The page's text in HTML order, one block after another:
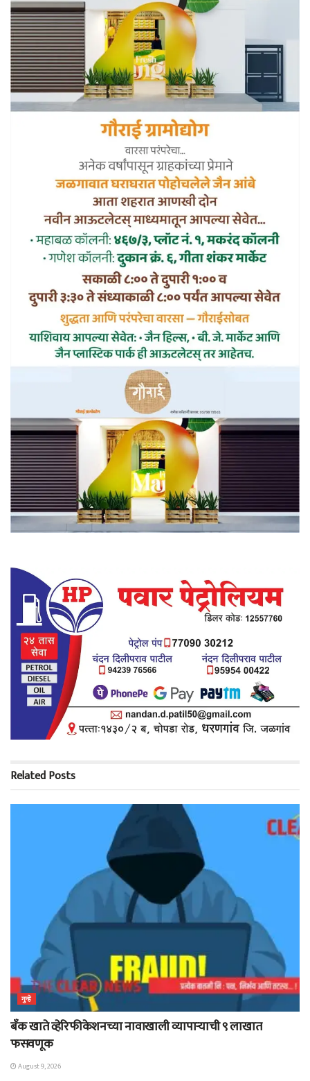
RelatedPosts
गुन्हे
बँक खाते व्हेरिफीकेशनच्या नावाखाली व्यापाऱ्याची ९ लाखात
फसवणूक
August 9, 2026